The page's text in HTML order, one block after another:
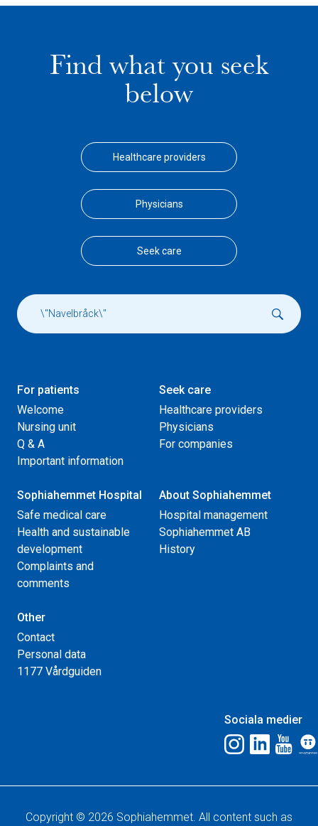
Find what you seek
below
Healthcare providers
Physicians
Seek care
For patients
Welcome
Nursing unit
Q & A
Important information
Seek care
Healthcare providers
Physicians
For companies
Sophiahemmet Hospital
Safe medical care
Health and sustainable
development
Complaints and
comments
About Sophiahemmet
Hospital management
Sophiahemmet AB
History
Other
Contact
Personal data
1177 Vårdguiden
Sociala medier
Copyright © 2026 Sophiahemmet. All content such as